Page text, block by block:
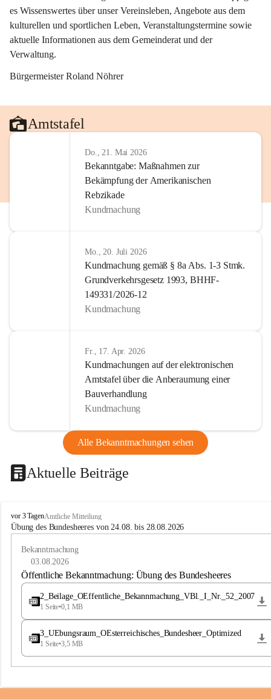
es Wissenswertes über unser Vereinsleben, Angebote aus dem
kulturellen und sportlichen Leben, Veranstaltungstermine sowie
aktuelle Informationen aus dem Gemeinderat und der
Verwaltung.
Bürgermeister Roland Nöhrer
Amtstafel
Do., 21. Mai 2026
Bekanntgabe: Maßnahmen zur
Bekämpfung der Amerikanischen
Rebzikade
Kundmachung
Mo., 20. Juli 2026
Kundmachung gemäß § 8a Abs. 1-3 Stmk.
Grundverkehrsgesetz 1993, BHHF-
149331/2026-12
Kundmachung
Fr., 17. Apr. 2026
Kundmachungen auf der elektronischen
Amtstafel über die Anberaumung einer
Bauverhandlung
Kundmachung
Alle Bekanntmachungen sehen
Aktuelle Beiträge
B
u
e
a
vor 3 TagenAmtliche Mitteilung
Übung des Bundesheeres von 24.08. bis 28.08.2026
Bekanntmachung
03.08.2026
Öffentliche Bekanntmachung: Übung des Bundesheeres
2_Beilage_OEffentliche_Bekannmachung_VBl._I_Nr._52_2007
1 Seite•0,1 MB
3_UEbungsraum_OEsterreichisches_Bundesheer_Optimized
1 Seite•3,5 MB